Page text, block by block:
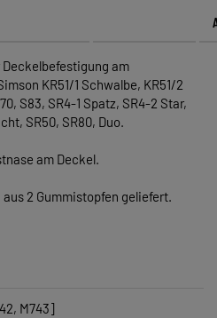
am
KR51/1 Schwalbe, KR51/2
S83, SR4-1 Spatz, SR4-2 Star,
SR50, SR80, Duo.
am Deckel.
2 Gummistopfen geliefert.
M743]